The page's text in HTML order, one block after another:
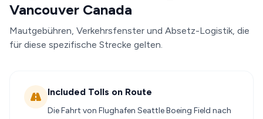
Vancouver Canada
Mautgebühren, Verkehrsfenster und Absetz-Logistik, die
für diese spezifische Strecke gelten.
Included Tolls on Route
Die Fahrt von Flughafen Seattle Boeing Field nach